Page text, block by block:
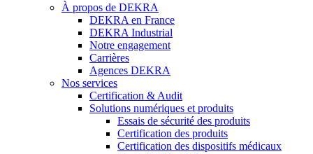
À propos de DEKRA
DEKRA en France
DEKRA Industrial
Notre engagement
Carrières
Agences DEKRA
Nos services
Certification & Audit
Solutions numériques et produits
Essais de sécurité des produits
Certification des produits
Certification des dispositifs médicaux